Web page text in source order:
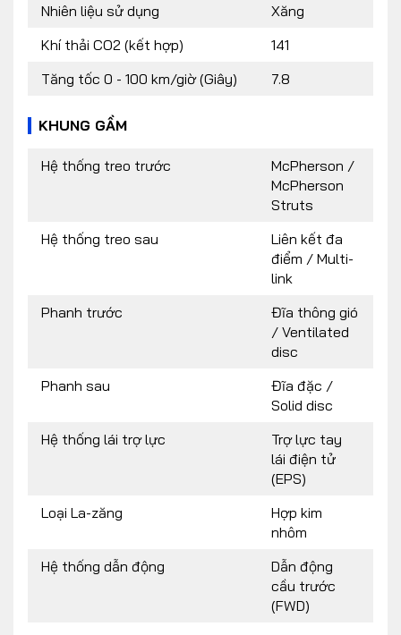
Nhiên liệu sử dụng
Xăng
Khí thải CO2 (kết hợp)
141
Tăng tốc 0 - 100 km/giờ (Giây)
7.8
KHUNG GẦM
Hệ thống treo trước
McPherson /
McPherson
Struts
Hệ thống treo sau
Liên kết đa
điểm / Multi-
link
Phanh trước
Đĩa thông gió
/ Ventilated
disc
Phanh sau
Đĩa đặc /
Solid disc
Hệ thống lái trợ lực
Trợ lực tay
lái điện tử
(EPS)
Loại La-zăng
Hợp kim
nhôm
Hệ thống dẫn động
Dẫn động
cầu trước
(FWD)